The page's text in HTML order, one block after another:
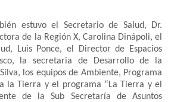
estuvo el Secretario de Salud, Dr.
de la Región X, Carolina Dinápoli, el
Luis Ponce, el Director de Espacios
la secretaria de Desarrollo de la
los equipos de Ambiente, Programa
la Tierra y el programa “La Tierra y el
de la Sub Secretaría de Asuntos